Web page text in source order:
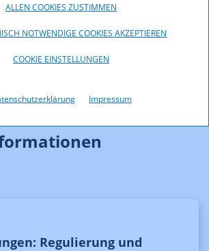
ALLEN COOKIES ZUSTIMMEN
NOTWENDIGE COOKIES AKZEPTIEREN
COOKIE EINSTELLUNGEN
Impressum
13-001.pdf (pdf, 202,2 KB)
Regulierung und